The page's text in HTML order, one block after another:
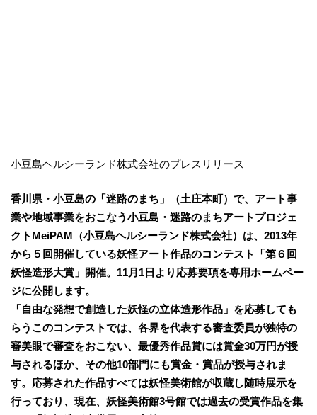
小豆島ヘルシーランド株式会社のプレスリリース
香川県・小豆島の「迷路のまち」（土庄本町）で、アート事
業や地域事業をおこなう小豆島・迷路のまちアートプロジェ
クトMeiPAM（小豆島ヘルシーランド株式会社）は、2013年
から５回開催している妖怪アート作品のコンテスト「第６回
妖怪造形大賞」開催。11月1日より応募要項を専用ホームペー
ジに公開します。
「自由な発想で創造した妖怪の立体造形作品」を応募しても
らうこのコンテストでは、各界を代表する審査委員が独特の
審美眼で審査をおこない、最優秀作品賞には賞金30万円が授
与されるほか、その他10部門にも賞金・賞品が授与されま
す。応募された作品すべては妖怪美術館が収蔵し随時展示を
行っており、現在、妖怪美術館3号館では過去の受賞作品を集